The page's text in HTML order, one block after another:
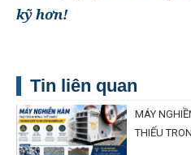
kỹ hơn!
Tin liên quan
MÁY
THIẾU